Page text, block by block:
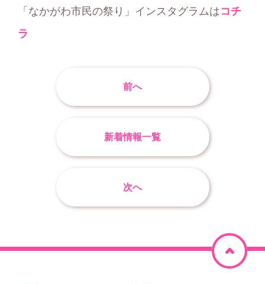
「なかがわ市民の祭り」インスタグラムはコチ
ラ
前へ
新着情報一覧
次へ
ペ
ー